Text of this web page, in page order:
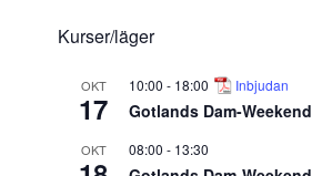
Kurser/läger
OKT
17
10:00 - 18:00 Inbjudan
Gotlands Dam-Weekend
OKT 08:00 - 13:30